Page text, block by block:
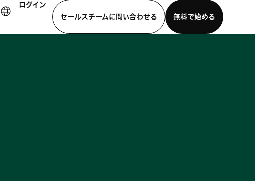
ログイン
セールスチームに問い合わせる
無料で始める